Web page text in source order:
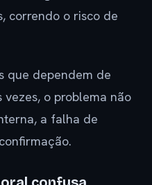
correndo o risco de
que dependem de
vezes, o problema não
a falha de